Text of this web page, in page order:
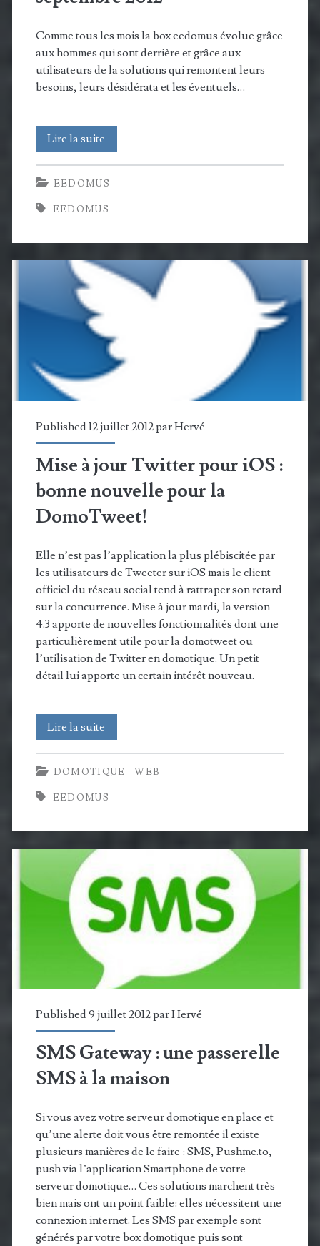
Comme tous les mois la box eedomus évolue grâce
aux hommes qui sont derrière et grâce aux
utilisateurs de la solutions qui remontent leurs
besoins, leurs désidérata et les éventuels…
Lire la suite
eedomus
du
3
septembre
2012
EEDOMUS
EEDOMUS
Published 12 juillet 2012 parHervé
Mise à jour Twitter pour iOS :
bonne nouvelle pour la
DomoTweet!
Elle n’est pas l’application la plus plébiscitée par
les utilisateurs de Tweeter sur iOS mais le client
officiel du réseau social tend à rattraper son retard
sur la concurrence. Mise à jour mardi, la version
4.3 apporte de nouvelles fonctionnalités dont une
particulièrement utile pour la domotweet ou
l’utilisation de Twitter en domotique. Un petit
détail lui apporte un certain intérêt nouveau.
Lire la suite
à
jour
Twitter
pour
:
bonne
nouvelle
DomoTweet!
DOMOTIQUE WEB
EEDOMUS
Published 9 juillet 2012 parHervé
SMS Gateway : une passerelle
SMS à la maison
Si vous avez votre serveur domotique en place et
qu’une alerte doit vous être remontée il existe
plusieurs manières de le faire : SMS, Pushme.to,
push via l’application Smartphone de votre
serveur domotique… Ces solutions marchent très
bien mais ont un point faible: elles nécessitent une
connexion internet. Les SMS par exemple sont
générés par votre box domotique puis sont